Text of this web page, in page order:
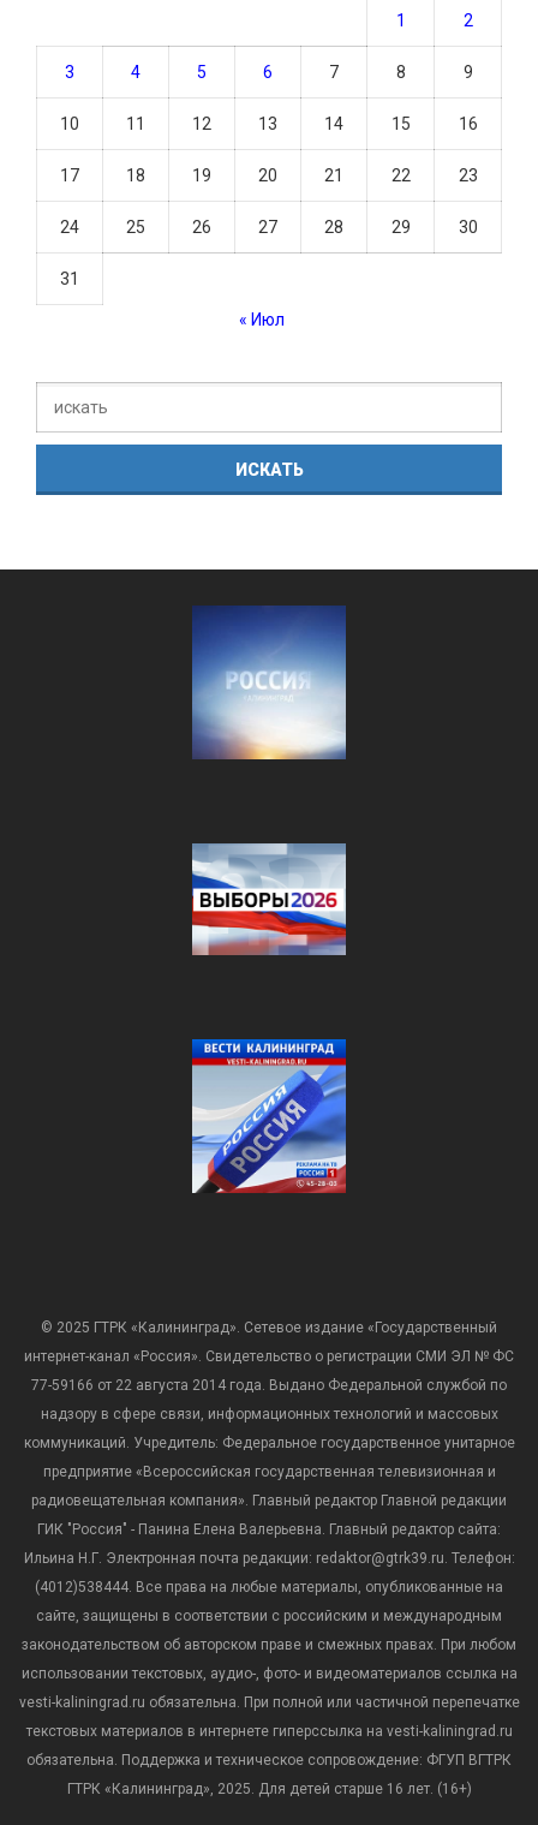
1 2
3 4 5 6 7 8 9
10 11 12 13 14 15 16
17 18 19 20 21 22 23
24 25 26 27 28 29 30
31
« Июл
© 2025 ГТРК «Калининград». Сетевое издание «Государственный
интернет-канал «Россия». Свидетельство о регистрации СМИ ЭЛ № ФС
77-59166 от 22 августа 2014 года. Выдано Федеральной службой по
надзору в сфере связи, информационных технологий и массовых
коммуникаций. Учредитель: Федеральное государственное унитарное
предприятие «Всероссийская государственная телевизионная и
радиовещательная компания». Главный редактор Главной редакции
ГИК "Россия" - Панина Елена Валерьевна. Главный редактор сайта:
Ильина Н.Г. Электронная почта редакции: redaktor@gtrk39.ru. Телефон:
(4012)538444. Все права на любые материалы, опубликованные на
сайте, защищены в соответствии с российским и международным
законодательством об авторском праве и смежных правах. При любом
использовании текстовых, аудио-, фото- и видеоматериалов ссылка на
vesti-kaliningrad.ru обязательна. При полной или частичной перепечатке
текстовых материалов в интернете гиперссылка на vesti-kaliningrad.ru
обязательна. Поддержка и техническое сопровождение: ФГУП ВГТРК
ГТРК «Калининград», 2025. Для детей старше 16 лет. (16+)